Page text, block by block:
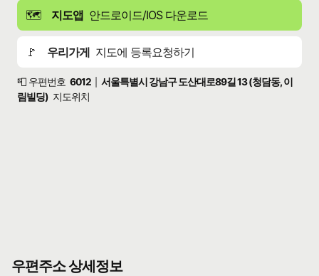
🗺️ 지도앱 안드로이드/IOS 다운로드
🚩 우리가게 지도에 등록요청하기
📮 우편번호 6012
서울특별시 강남구 도산대로89길 13 (청담동, 이
림빌딩) 지도위치
우편주소 상세정보